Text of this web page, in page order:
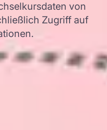
von
Zugriff auf